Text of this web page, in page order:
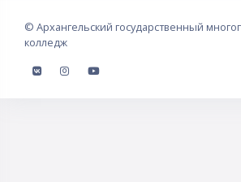
© Архангельский государственный
колледж